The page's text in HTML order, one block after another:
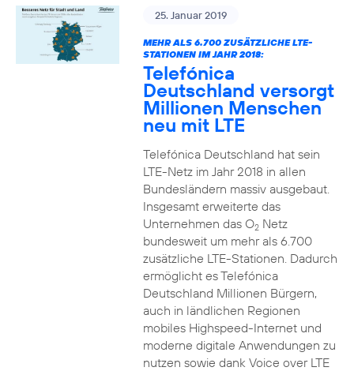
25. Januar 2019
MEHR ALS 6.700 ZUSÄTZLICHE LTE-
STATIONEN IM JAHR 2018:
Telefónica
Deutschland versorgt
Millionen Menschen
neu mit LTE
Telefónica Deutschland hat sein
LTE-Netz im Jahr 2018 in allen
Bundesländern massiv ausgebaut.
Insgesamt erweiterte das
Unternehmen das O2Netz
bundesweit um mehr als 6.700
zusätzliche LTE-Stationen. Dadurch
ermöglicht es Telefónica
Deutschland Millionen Bürgern,
auch in ländlichen Regionen
mobiles Highspeed-Internet und
moderne digitale Anwendungen zu
nutzen sowie dank Voice over LTE